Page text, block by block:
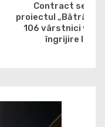
Contract
proiectul „Bătrân,
106 vârstnici vor
îngrijire la